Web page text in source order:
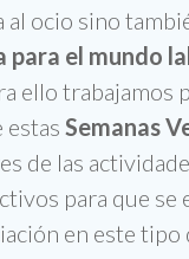
al ocio sino
para el mundo
ello trabajamos
estas Semanas
de las
para que se
en este